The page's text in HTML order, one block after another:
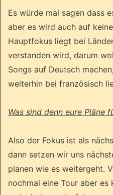
Es würde mal sagen dass
aber es wird auch auf
Hauptfokus liegt bei
verstanden wird, darum
Songs auf Deutsch
weiterhin bei französisch
Was sind denn eure Pläne
Also der Fokus ist als
dann setzen wir uns
planen wie es weitergeht.
nochmal eine Tour aber